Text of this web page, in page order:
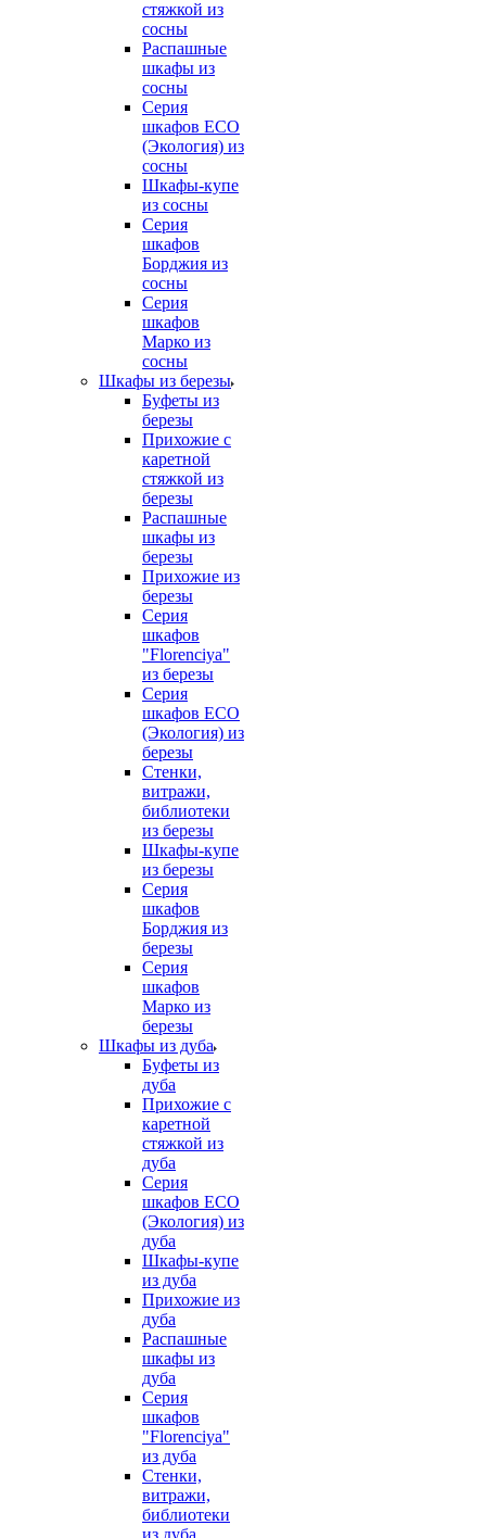
стяжкой из
сосны
Распашные
шкафы из
сосны
Серия
шкафов ECO
(Экология) из
сосны
Шкафы-купе
из сосны
Серия
шкафов
Борджия из
сосны
Серия
шкафов
Марко из
сосны
Шкафы из березы
Буфеты из
березы
Прихожие с
каретной
стяжкой из
березы
Распашные
шкафы из
березы
Прихожие из
березы
Серия
шкафов
"Florenciya"
из березы
Серия
шкафов ECO
(Экология) из
березы
Стенки,
витражи,
библиотеки
из березы
Шкафы-купе
из березы
Серия
шкафов
Борджия из
березы
Серия
шкафов
Марко из
березы
Шкафы из дуба
Буфеты из
дуба
Прихожие с
каретной
стяжкой из
дуба
Серия
шкафов ECO
(Экология) из
дуба
Шкафы-купе
из дуба
Прихожие из
дуба
Распашные
шкафы из
дуба
Серия
шкафов
"Florenciya"
из дуба
Стенки,
витражи,
библиотеки
из дуба